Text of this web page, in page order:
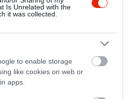
Is Unrelated with the
it was collected.
to enable storage
like cookies on web or
apps.
amit kihoztak.A töltelék
és víz állagú,ízű
volt keserűcsoki helyett
árak irreálisan magasak.A
minőséghez még a fele